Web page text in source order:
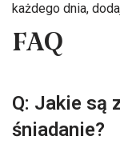
każdego dnia,
FAQ
Q: Jakie są
śniadanie?